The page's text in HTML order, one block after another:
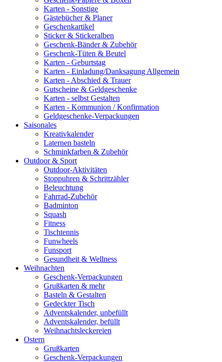
Karten - Sonstige
Gästebücher & Planer
Geschenkartikel
Sticker & Stickeralben
Geschenk-Bänder & Zubehör
Geschenk-Tüten & Beutel
Karten - Geburtstag
Karten - Einladung/Danksagung Allgemein
Karten - Abschied & Trauer
Gutscheine & Geldgeschenke
Karten - selbst Gestalten
Karten - Kommunion / Konfirmation
Geldgeschenke-Verpackungen
Saisonales
Kreativkalender
Laternen basteln
Schminkfarben & Zubehör
Outdoor & Sport
Outdoor-Aktivitäten
Stoppuhren & Schrittzähler
Beleuchtung
Fahrrad-Zubehör
Badminton
Squash
Fitness
Tischtennis
Funwheels
Funsport
Gesundheit & Wellness
Weihnachten
Geschenk-Verpackungen
Grußkarten & mehr
Basteln & Gestalten
Gedeckter Tisch
Adventskalender, unbefüllt
Adventskalender, befüllt
Weihnachtsleckereien
Ostern
Grußkarten
Geschenk-Verpackungen